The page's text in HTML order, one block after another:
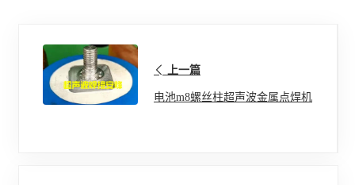
上一篇
电池m8螺丝柱超声波金属点焊机